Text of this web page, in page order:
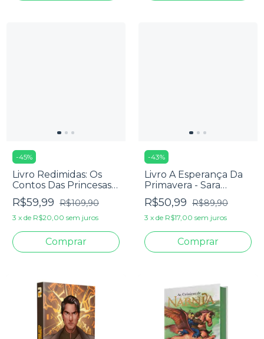
-45%
Livro Redimidas: Os
Contos Das Princesas
Vilãs Desencantadas -
Maria Martin, Queren
Ane, Arlene Diniz e
R$59,99 R$109,90
3 x de R$20,00 sem juros
-43%
Livro A Esperança Da
Primavera - Sara
Gusella
R$50,99 R$89,90
3 x de R$17,00 sem juros